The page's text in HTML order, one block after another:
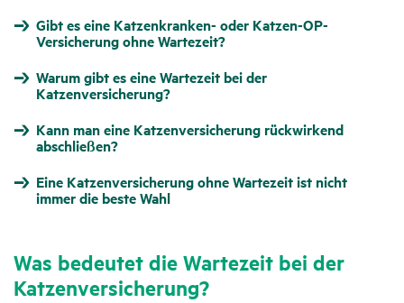
Gibt es eine Katzenkranken- oder Katzen-OP-
Versicherung ohne Wartezeit?
Warum gibt es eine Wartezeit bei der
Katzenversicherung?
Kann man eine Katzenversicherung rückwirkend
abschließen?
Eine Katzenversicherung ohne Wartezeit ist nicht
immer die beste Wahl
Was bedeutet die Warte­zeit bei der
Katzen­ver­si­che­rung?